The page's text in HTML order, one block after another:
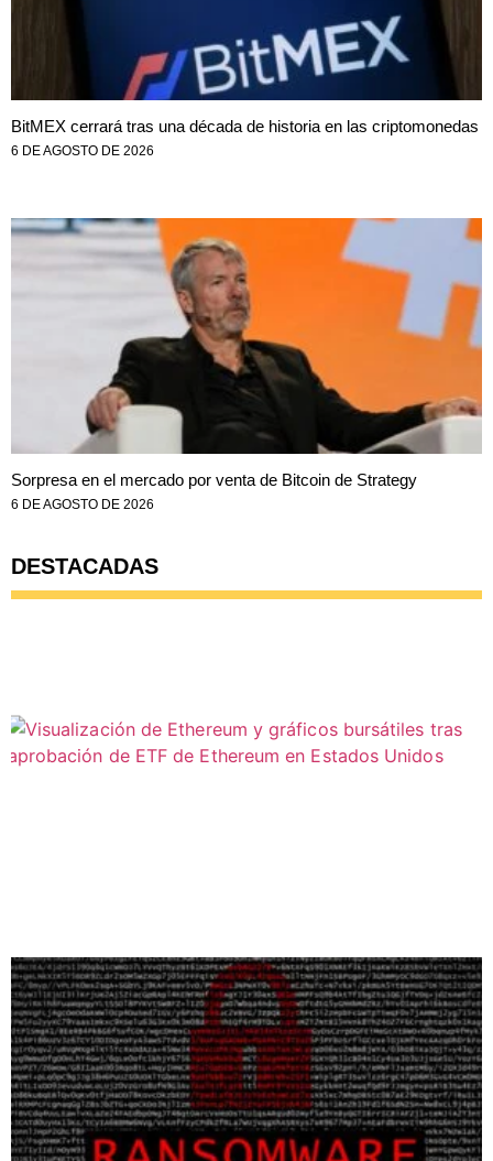
BitMEX cerrará tras una década de historia en las criptomonedas
6 DE AGOSTO DE 2026
Sorpresa en el mercado por venta de Bitcoin de Strategy
6 DE AGOSTO DE 2026
DESTACADAS